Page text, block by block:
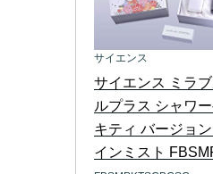
サイエンス
サイエンス ミラ
ルプラス シャワ
キティ バージョ
インミスト